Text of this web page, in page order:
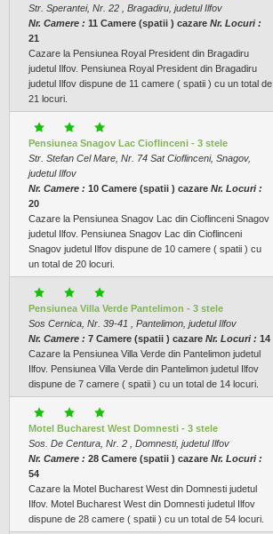
Str. Sperantei, Nr. 22 , Bragadiru, judetul Ilfov
Nr. Camere : 11 Camere (spatii ) cazare Nr. Locuri :
21
Cazare la Pensiunea Royal President din Bragadiru
judetul Ilfov. Pensiunea Royal President din Bragadiru
judetul Ilfov dispune de 11 camere ( spatii ) cu un total de
21 locuri.
Pensiunea Snagov Lac Cioflinceni - 3 stele
Str. Stefan Cel Mare, Nr. 74 Sat Cioflinceni, Snagov,
judetul Ilfov
Nr. Camere : 10 Camere (spatii ) cazare Nr. Locuri :
20
Cazare la Pensiunea Snagov Lac din Cioflinceni Snagov
judetul Ilfov. Pensiunea Snagov Lac din Cioflinceni
Snagov judetul Ilfov dispune de 10 camere ( spatii ) cu
un total de 20 locuri.
Pensiunea Villa Verde Pantelimon - 3 stele
Sos Cernica, Nr. 39-41 , Pantelimon, judetul Ilfov
Nr. Camere : 7 Camere (spatii ) cazare Nr. Locuri : 14
Cazare la Pensiunea Villa Verde din Pantelimon judetul
Ilfov. Pensiunea Villa Verde din Pantelimon judetul Ilfov
dispune de 7 camere ( spatii ) cu un total de 14 locuri.
Motel Bucharest West Domnesti - 3 stele
Sos. De Centura, Nr. 2 , Domnesti, judetul Ilfov
Nr. Camere : 28 Camere (spatii ) cazare Nr. Locuri :
54
Cazare la Motel Bucharest West din Domnesti judetul
Ilfov. Motel Bucharest West din Domnesti judetul Ilfov
dispune de 28 camere ( spatii ) cu un total de 54 locuri.